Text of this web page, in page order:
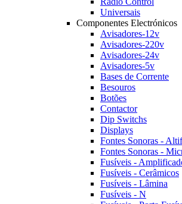
Universais
Componentes Electrónicos
Avisadores-12v
Avisadores-220v
Avisadores-24v
Avisadores-5v
Bases de Corrente
Besouros
Botões
Contactor
Dip Switchs
Displays
Fontes Sonoras -
Fontes Sonoras -
Fusíveis -
Fusíveis - Cerâmicos
Fusíveis - Lâmina
Fusíveis - N